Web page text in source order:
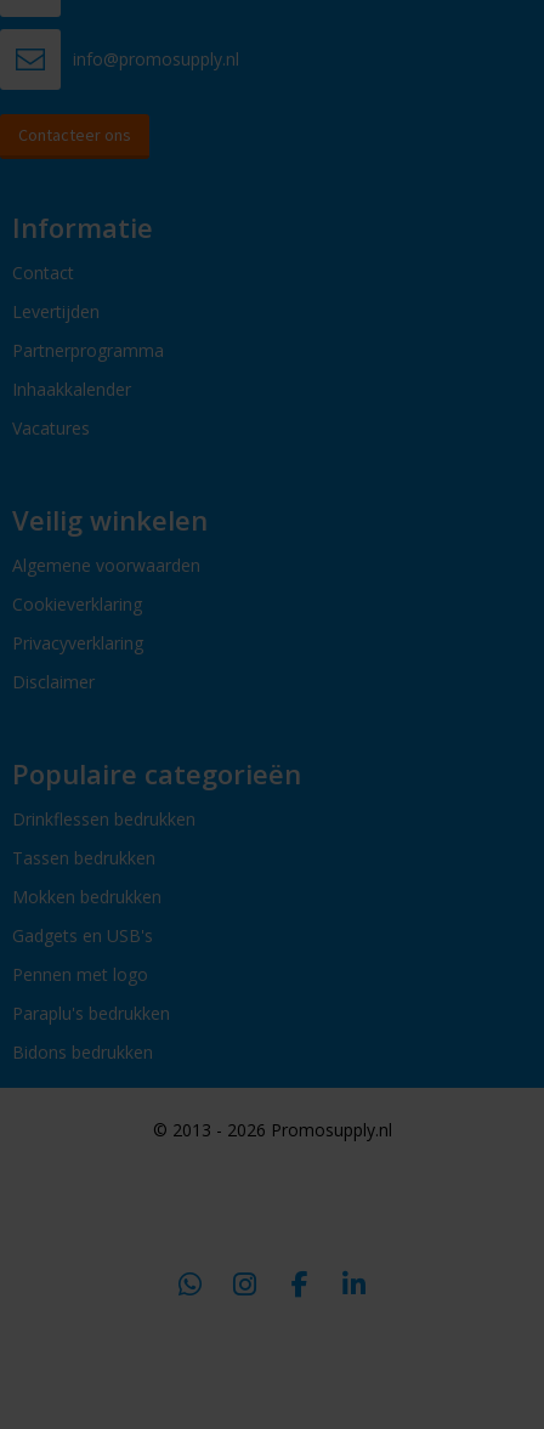
info@promosupply.nl
Contacteer ons
Informatie
Contact
Levertijden
Partnerprogramma
Inhaakkalender
Vacatures
Veilig winkelen
Algemene voorwaarden
Cookieverklaring
Privacyverklaring
Disclaimer
Populaire categorieën
Drinkflessen bedrukken
Tassen bedrukken
Mokken bedrukken
Gadgets en USB's
Pennen met logo
Paraplu's bedrukken
Bidons bedrukken
© 2013 - 2026 Promosupply.nl